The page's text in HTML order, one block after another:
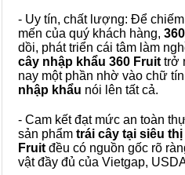
- Uy tín, chất lượng: Để
mến của quý khách hàng,
dồi, phát triển cái tâm làm
cây nhập khẩu 360 Fruit trở
nay một phần nhờ vào chữ
nhập khẩu nói lên tất cả.
- Cam kết đạt mức an toàn
sản phẩm trái cây tại siêu
Fruit đều có nguồn gốc rõ
vật đầy đủ của Vietgap,